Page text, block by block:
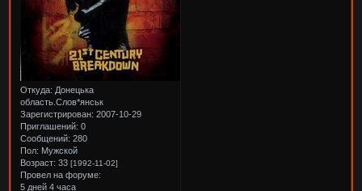
Откуда: Донецька
область.Слов*янськ
Зарегистрирован: 2007-10-29
Приглашений: 0
Сообщений: 280
Пол: Мужской
Возраст: 33[1992-11-02]
Провел на форуме:
5 дней 4 часа